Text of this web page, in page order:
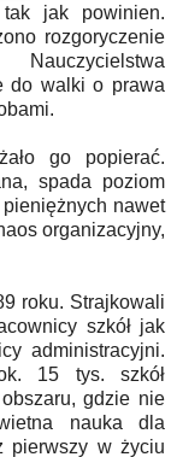
jak powinien.
rozgoryczenie
do walki o prawa
go popierać.
spada poziom
nawet
organizacyjny,
roku. Strajkowali
szkół jak
administracyjni.
15 tys. szkół
gdzie nie
nauka dla
pierwszy w życiu